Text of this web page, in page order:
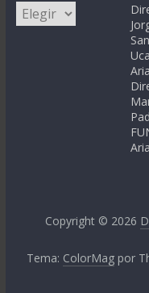
Categorías
Copyright © 2026
Tema: ColorMag por